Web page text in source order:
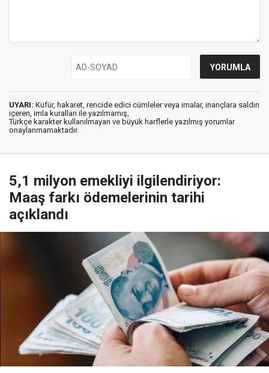
UYARI: Küfür, hakaret, rencide edici cümleler veya imalar, inançlara saldırı
içeren, imla kuralları ile yazılmamış,
Türkçe karakter kullanılmayan ve büyük harflerle yazılmış yorumlar
onaylanmamaktadır.
5,1 milyon emekliyi ilgilendiriyor:
Maaş farkı ödemelerinin tarihi
açıklandı